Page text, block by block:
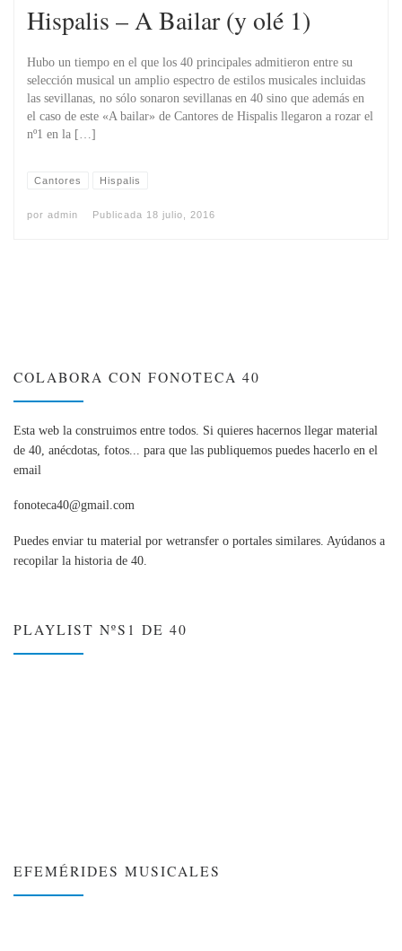
Hispalis – A Bailar (y olé 1)
Hubo un tiempo en el que los 40 principales admitieron entre su
selección musical un amplio espectro de estilos musicales incluidas
las sevillanas, no sólo sonaron sevillanas en 40 sino que además en
el caso de este «A bailar» de Cantores de Hispalis llegaron a rozar el
nº1 en la […]
Cantores Hispalis
por admin Publicada 18 julio, 2016
COLABORA CON FONOTECA 40
Esta web la construimos entre todos. Si quieres hacernos llegar material
de 40, anécdotas, fotos... para que las publiquemos puedes hacerlo en el
email
fonoteca40@gmail.com
Puedes enviar tu material por wetransfer o portales similares. Ayúdanos a
recopilar la historia de 40.
PLAYLIST NºS1 DE 40
EFEMÉRIDES MUSICALES